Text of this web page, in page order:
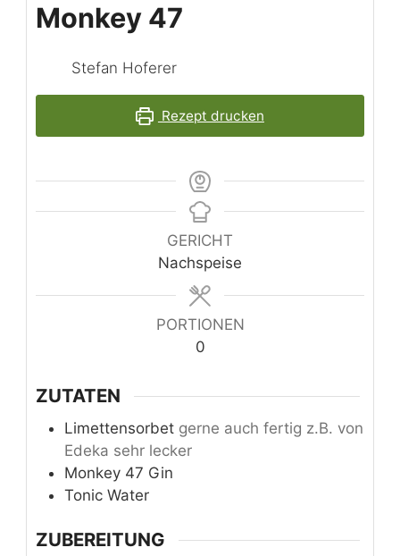
Monkey 47
Stefan Hoferer
Rezept drucken
GERICHT
Nachspeise
PORTIONEN
0
ZUTATEN
Limettensorbet gerne auch fertig z.B. von
Edeka sehr lecker
Monkey 47 Gin
Tonic Water
ZUBEREITUNG